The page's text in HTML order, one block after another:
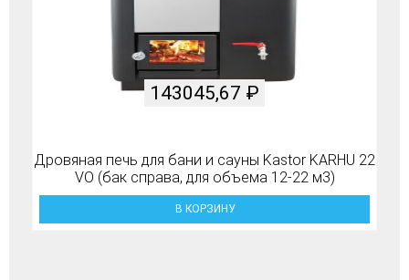
Дровяная печь для бани и сауны Kastor KARHU 22
VO (бак справа, для объема 12-22 м3)
143045,67 ₽
В КОРЗИНУ